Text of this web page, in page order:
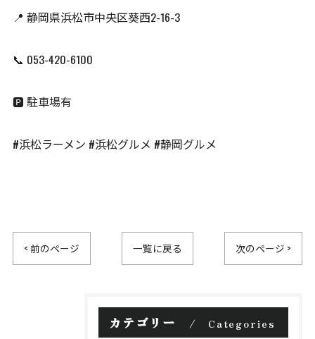
📍 静岡県浜松市中央区葵西2-16-3
📞 053-420-6100
🅿️ 駐車場有
#浜松ラーメン #浜松グルメ #静岡グルメ
< 前のページ 一覧に戻る 次のページ >
カテゴリー Categories